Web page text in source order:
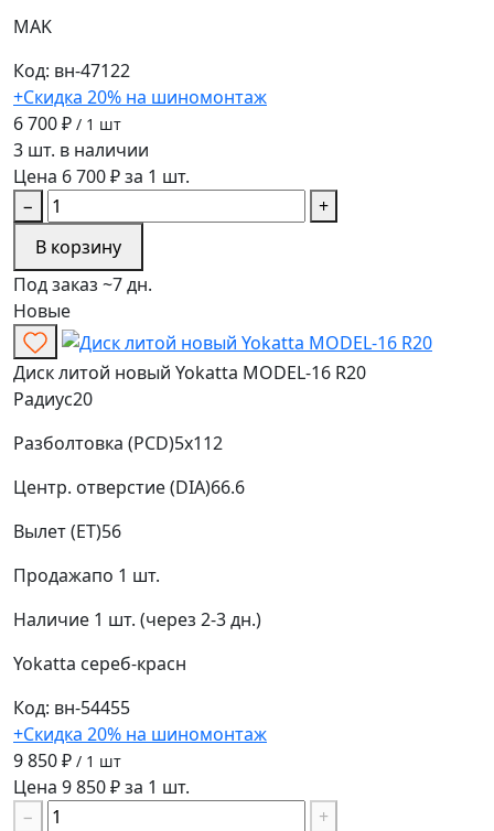
MAK
Код: вн-47122
+Скидка 20% на шиномонтаж
6 700 ₽ / 1 шт
3 шт. в наличии
Цена 6 700 ₽ за 1 шт.
−
+
В корзину
Под заказ ~7 дн.
Новые
Диск литой новый Yokatta MODEL-16 R20
Радиус20
Разболтовка (PCD)5x112
Центр. отверстие (DIA)66.6
Вылет (ET)56
Продажапо 1 шт.
Наличие 1 шт. (через 2-3 дн.)
Yokatta сереб-красн
Код: вн-54455
+Скидка 20% на шиномонтаж
9 850 ₽ / 1 шт
Цена 9 850 ₽ за 1 шт.
−
+